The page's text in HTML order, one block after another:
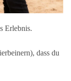
Erlebnis.
dass du